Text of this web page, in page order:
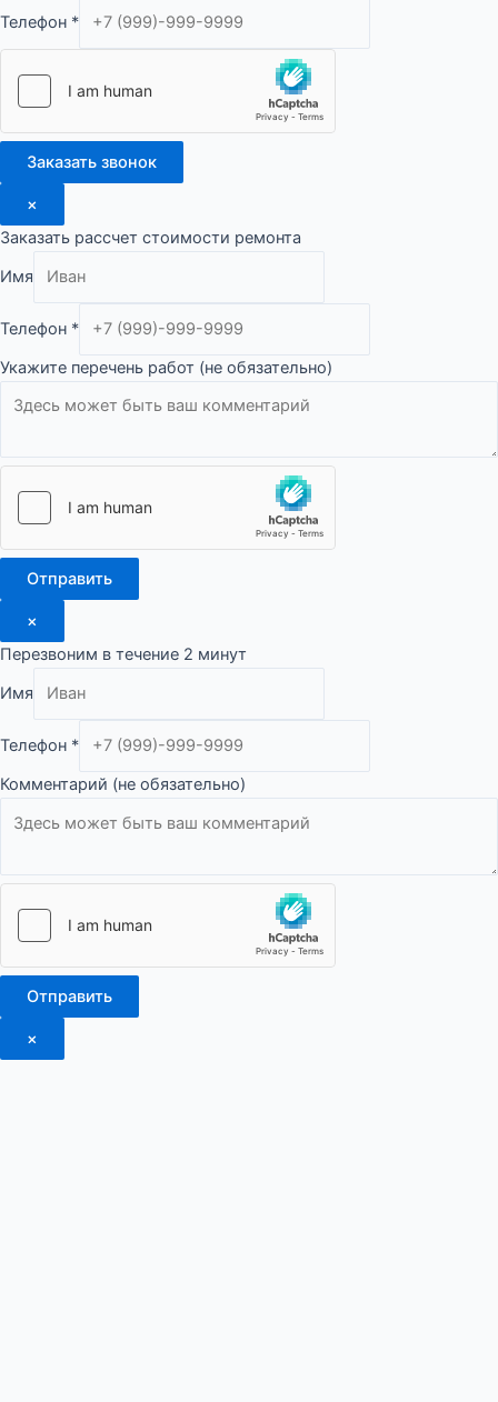
Телефон *
Заказать звонок
×
Заказать рассчет стоимости ремонта
Имя
Телефон *
Укажите перечень работ (не обязательно)
Отправить
×
Перезвоним в течение 2 минут
Имя
Телефон *
Телефон
Комментарий
Комментарий (не обязательно)
Отправить
×